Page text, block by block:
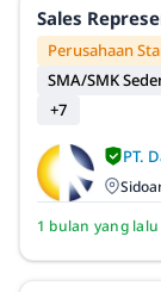
Sales
Perusahaan
SMA/SMK
+7
PT.
1 bulan yang lalu